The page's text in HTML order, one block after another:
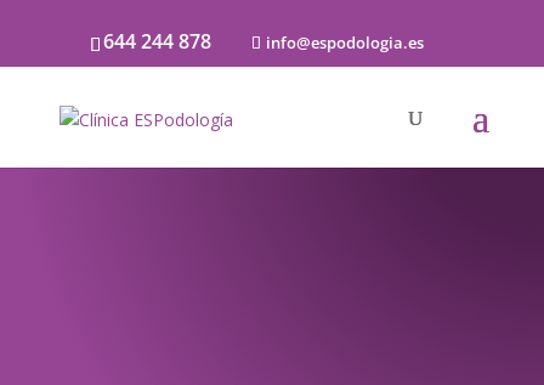
644 244 878 info@espodologia.es